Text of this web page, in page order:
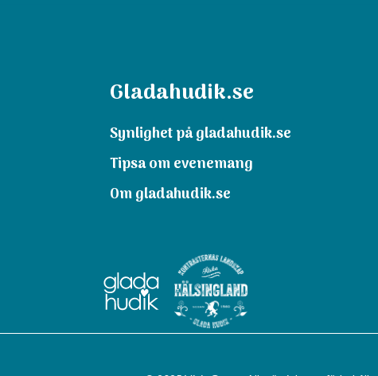
Gladahudik.se
Synlighet på gladahudik.se
Tipsa om evenemang
Om gladahudik.se